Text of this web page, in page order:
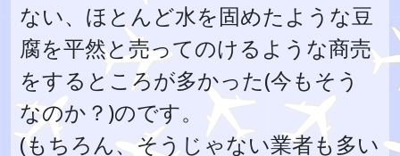
ない、ほとんど水を固めたような豆
腐を平然と売ってのけるような商売
をするところが多かった(今もそう
なのか？)のです。
(もちろん、そうじゃない業者も多い